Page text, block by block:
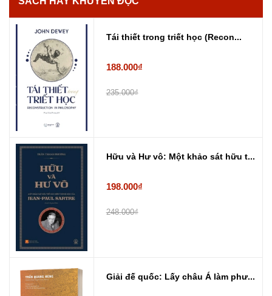
Tái thiết trong triết học (Recon...
188.000₫
235.000₫
Hữu và Hư vô: Một khảo sát hữu t...
198.000₫
248.000₫
Giải đế quốc: Lấy châu Á làm phư...